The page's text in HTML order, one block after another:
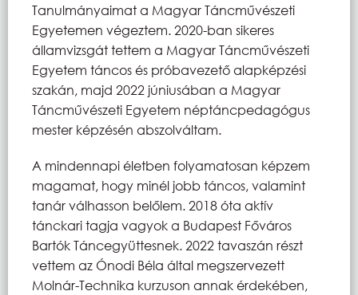
Tanulmányaimat a Magyar Táncművészeti
Egyetemen végeztem. 2020-ban sikeres
államvizsgát tettem a Magyar Táncművészeti
Egyetem táncos és próbavezető alapképzési
szakán, majd 2022 júniusában a Magyar
Táncművészeti Egyetem néptáncpedagógus
mester képzésén abszolváltam.
A mindennapi életben folyamatosan képzem
magamat, hogy minél jobb táncos, valamint
tanár válhasson belőlem. 2018 óta aktív
tánckari tagja vagyok a Budapest Főváros
Bartók Táncegyüttesnek. 2022 tavaszán részt
vettem az Ónodi Béla által megszervezett
Molnár-Technika kurzuson annak érdekében,